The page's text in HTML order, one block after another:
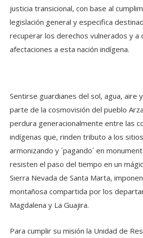
justicia transicional, con base al
legislación general y especifica
recuperar los derechos vulnerados y a
afectaciones a esta nación indígena.
Sentirse guardianes del sol, agua, aire
parte de la cosmovisión del pueblo
perdura generacionalmente entre las
indígenas que, rinden tributo a los
armonizando y ´pagando´ en
resisten el paso del tiempo en un
Sierra Nevada de Santa Marta,
montañosa compartida por los
Magdalena y La Guajira.
Para cumplir su misión la Unidad de